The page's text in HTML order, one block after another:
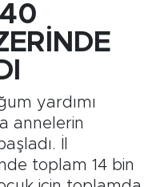
yardımı
annelerin
İl
toplam 14 bin
Fikstür